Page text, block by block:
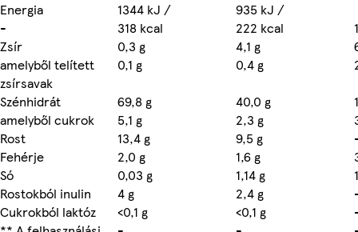
Energia
1344 kJ /
935 kJ /
-
318 kcal 222 kcal
Zsír
0,3 g 4,1 g
amelyből telített
zsírsavak
0,1 g 0,4 g
Szénhidrát
69,8 g 40,0 g
amelyből cukrok
5,1 g 2,3 g
Rost
13,4 g 9,5 g
Fehérje
2,0 g 1,6 g
Só
0,03 g 1,14 g
Rostokból inulin
4 g 2,4 g
Cukrokból laktóz
<0,1 g <0,1 g